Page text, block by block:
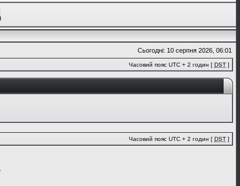
Сьогодні: 10 серпня 2026, 06:01
Часовий пояс UTC + 2 годин [ DST ]
Часовий пояс UTC + 2 годин [ DST ]